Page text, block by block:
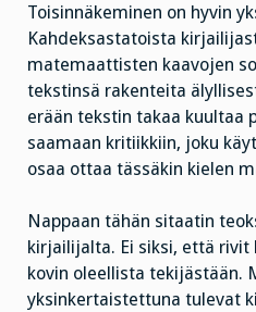
Toisinnäkeminen on hyvin
Kahdeksastatoista
matemaattisten kaavojen
tekstinsä rakenteita
erään tekstin takaa kuultaa
saamaan kritiikkiin, joku
osaa ottaa tässäkin kielen
Nappaan tähän sitaatin
kirjailijalta. Ei siksi, että rivit
kovin oleellista tekijästään.
yksinkertaistettuna tulevat